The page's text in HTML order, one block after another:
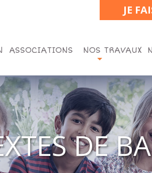
JE
ASSOCIATIONS NOS TRAVAUX
DE